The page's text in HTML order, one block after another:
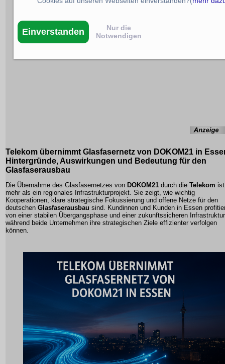
Telekom übernimmt Glasfasernetz von DOKOM21 in
Hintergründe, Auswirkungen und Bedeutung für den
Glasfaserausbau
Die Übernahme des Glasfasernetzes von DOKOM21 durch die Telekom ist
mehr als ein regionales Infrastrukturprojekt. Sie zeigt, wie wichtig
Kooperationen, klare strategische Fokussierung und offene Netze für den
deutschen Glasfaserausbau sind. Kundinnen und Kunden in Essen
von einer stabilen Übergangsphase und einer zukunftssicheren
während beide Unternehmen ihre strategischen Ziele effizienter verfolgen
können.
Einverstanden
Nur die
Notwendigen